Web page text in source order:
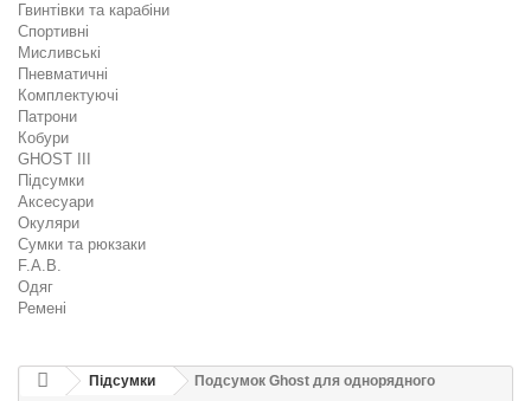
Гвинтівки та карабіни
Спортивні
Мисливські
Пневматичні
Комплектуючі
Патрони
Кобури
GHOST III
Підсумки
Аксесуари
Окуляри
Сумки та рюкзаки
F.A.B.
Одяг
Ремені
Підсумки
Подсумок Ghost для однорядного